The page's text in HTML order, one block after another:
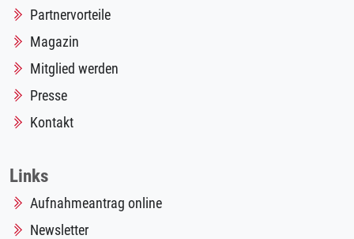
Partnervorteile
Magazin
Mitglied werden
Presse
Kontakt
Links
Aufnahmeantrag online
Newsletter